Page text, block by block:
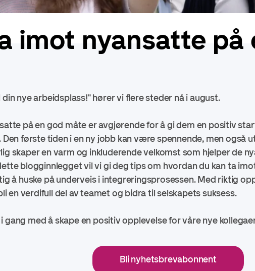
imot nyansatte på
nye arbeidsplass!" hører vi flere steder nå i august.
på en god måte er avgjørende for å gi dem en positiv
første tiden i en ny jobb kan være spennende, men også
skaper en varm og inkluderende velkomst som hjelper de
blogginnlegget vil vi gi deg tips om hvordan du kan ta
å huske på underveis i integreringsprosessen. Med riktig
en verdifull del av teamet og bidra til selskapets suksess.
gang med å skape en positiv opplevelse for våre nye
Bli nyhetsbrevabonnent